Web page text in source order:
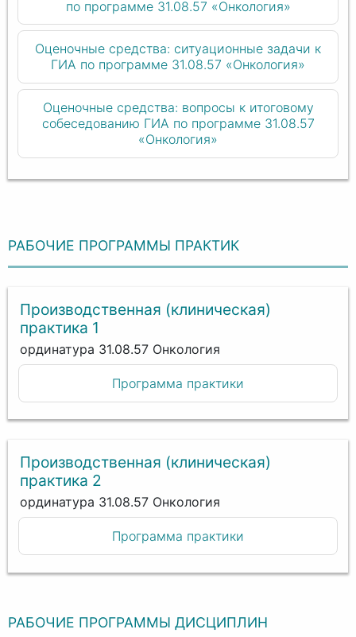
по программе 31.08.57 «Онкология»
Оценочные средства: ситуационные задачи к
ГИА по программе 31.08.57 «Онкология»
Оценочные средства: вопросы к итоговому
собеседованию ГИА по программе 31.08.57
«Онкология»
РАБОЧИЕ ПРОГРАММЫ ПРАКТИК
Производственная (клиническая)
практика 1
ординатура 31.08.57 Онкология
Программа практики
Производственная (клиническая)
практика 2
ординатура 31.08.57 Онкология
Программа практики
РАБОЧИЕ ПРОГРАММЫ ДИСЦИПЛИН